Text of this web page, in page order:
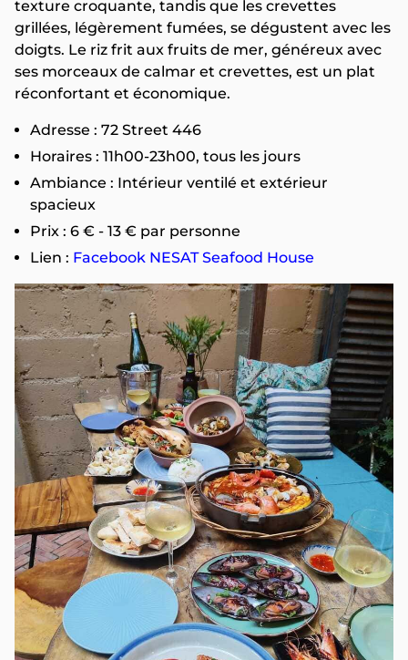
texture croquante, tandis que les crevettes
grillées, légèrement fumées, se dégustent avec les
doigts. Le riz frit aux fruits de mer, généreux avec
ses morceaux de calmar et crevettes, est un plat
réconfortant et économique.
Adresse : 72 Street 446
Horaires : 11h00-23h00, tous les jours
Ambiance : Intérieur ventilé et extérieur
spacieux
Prix : 6 € - 13 € par personne
Lien : Facebook NESAT Seafood House